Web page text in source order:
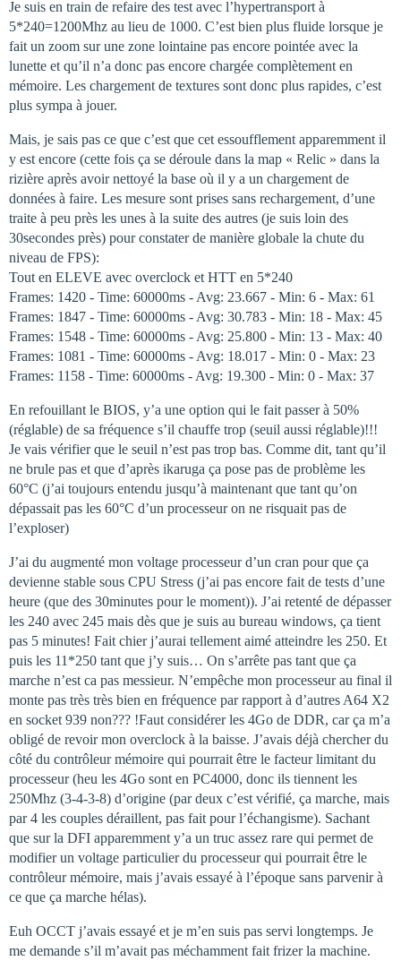
Je suis en train de refaire des test avec l’hypertransport à
5*240=1200Mhz au lieu de 1000. C’est bien plus fluide lorsque je
fait un zoom sur une zone lointaine pas encore pointée avec la
lunette et qu’il n’a donc pas encore chargée complètement en
mémoire. Les chargement de textures sont donc plus rapides, c’est
plus sympa à jouer.
Mais, je sais pas ce que c’est que cet essoufflement apparemment il
y est encore (cette fois ça se déroule dans la map « Relic » dans la
rizière après avoir nettoyé la base où il y a un chargement de
données à faire. Les mesure sont prises sans rechargement, d’une
traite à peu près les unes à la suite des autres (je suis loin des
30secondes près) pour constater de manière globale la chute du
niveau de FPS):
Tout en ELEVE avec overclock et HTT en 5*240
Frames: 1420 - Time: 60000ms - Avg: 23.667 - Min: 6 - Max: 61
Frames: 1847 - Time: 60000ms - Avg: 30.783 - Min: 18 - Max: 45
Frames: 1548 - Time: 60000ms - Avg: 25.800 - Min: 13 - Max: 40
Frames: 1081 - Time: 60000ms - Avg: 18.017 - Min: 0 - Max: 23
Frames: 1158 - Time: 60000ms - Avg: 19.300 - Min: 0 - Max: 37
En refouillant le BIOS, y’a une option qui le fait passer à 50%
(réglable) de sa fréquence s’il chauffe trop (seuil aussi réglable)!!!
Je vais vérifier que le seuil n’est pas trop bas. Comme dit, tant qu’il
ne brule pas et que d’après ikaruga ça pose pas de problème les
60°C (j’ai toujours entendu jusqu’à maintenant que tant qu’on
dépassait pas les 60°C d’un processeur on ne risquait pas de
l’exploser)
J’ai du augmenté mon voltage processeur d’un cran pour que ça
devienne stable sous CPU Stress (j’ai pas encore fait de tests d’une
heure (que des 30minutes pour le moment)). J’ai retenté de dépasser
les 240 avec 245 mais dès que je suis au bureau windows, ça tient
pas 5 minutes! Fait chier j’aurai tellement aimé atteindre les 250. Et
puis les 11*250 tant que j’y suis… On s’arrête pas tant que ça
marche n’est ca pas messieur. N’empêche mon processeur au final il
monte pas très très bien en fréquence par rapport à d’autres A64 X2
en socket 939 non??? !Faut considérer les 4Go de DDR, car ça m’a
obligé de revoir mon overclock à la baisse. J’avais déjà chercher du
côté du contrôleur mémoire qui pourrait être le facteur limitant du
processeur (heu les 4Go sont en PC4000, donc ils tiennent les
250Mhz (3-4-3-8) d’origine (par deux c’est vérifié, ça marche, mais
par 4 les couples déraillent, pas fait pour l’échangisme). Sachant
que sur la DFI apparemment y’a un truc assez rare qui permet de
modifier un voltage particulier du processeur qui pourrait être le
contrôleur mémoire, mais j’avais essayé à l’époque sans parvenir à
ce que ça marche hélas).
Euh OCCT j’avais essayé et je m’en suis pas servi longtemps. Je
me demande s’il m’avait pas méchamment fait frizer la machine.